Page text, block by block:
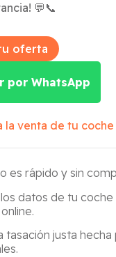
💬📞
oferta
por WhatsApp
la venta de tu coche
es rápido y sin
datos de tu coche
tasación justa